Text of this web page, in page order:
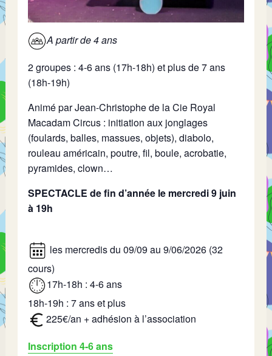
A partir de 4 ans
2 groupes : 4-6 ans (17h-18h) et plus de 7 ans
(18h-19h)
Animé par Jean-Christophe de la Cie Royal
Macadam Circus : initiation aux jonglages
(foulards, balles, massues, objets), diabolo,
rouleau américain, poutre, fil, boule, acrobatie,
pyramides, clown…
SPECTACLE de fin d’année le mercredi 9 juin
à 19h
les mercredis du 09/09 au 9/06/2026 (32
cours)
17h-18h : 4-6 ans
18h-19h : 7 ans et plus
225€/an + adhésion à l’association
Inscription 4-6 ans